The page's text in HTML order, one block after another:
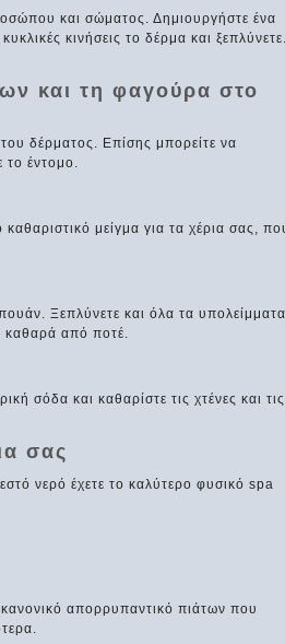
και σώματος. Δημιουργήστε ένα
κινήσεις το δέρμα και
και τη φαγούρα στο
δέρματος. Επίσης μπορείτε να
το έντομο.
μείγμα για τα χέρια σας,
Ξεπλύνετε και όλα τα υπολείμματα
καθαρά από ποτέ.
σόδα και καθαρίστε τις χτένες και τις
σας
νερό έχετε το καλύτερο φυσικό spa
απορρυπαντικό πιάτων που